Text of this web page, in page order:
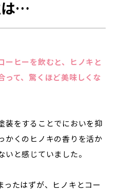
は…
ーヒーを飲むと、ヒノキと
って、驚くほど美味しくな
装をすることでにおいを抑
かくのヒノキの香りを活か
と感じていました。
たはずが、ヒノキとコー